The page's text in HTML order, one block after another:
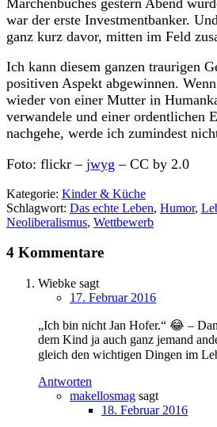
war der erste Investmentbanker.
ganz kurz davor, mitten im Feld
Ich kann diesem ganzen traurigen
positiven Aspekt abgewinnen.
wieder von einer Mutter in
verwandele und einer ordentlichen
nachgehe, werde ich zumindest
Foto: flickr – jwyg – CC by 2.0
Kategorie: Kinder & Küche
Schlagwort: Das echte Leben, Humor,
Neoliberalismus, Wettbewerb
4 Kommentare
Wiebke sagt
17. Februar 2016
„Ich bin nicht Jan Hofer.“ 😂 –
dem Kind ja auch ganz jemand
gleich den wichtigen Dingen im
Antworten
makellosmag sagt
18. Februar 2016